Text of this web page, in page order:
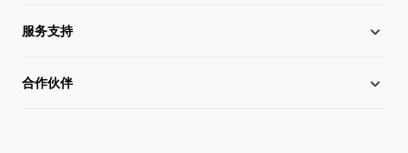
全球化布局
管理层信息
硅片价格
行业动态
服务支持
下载中心
合作伙伴